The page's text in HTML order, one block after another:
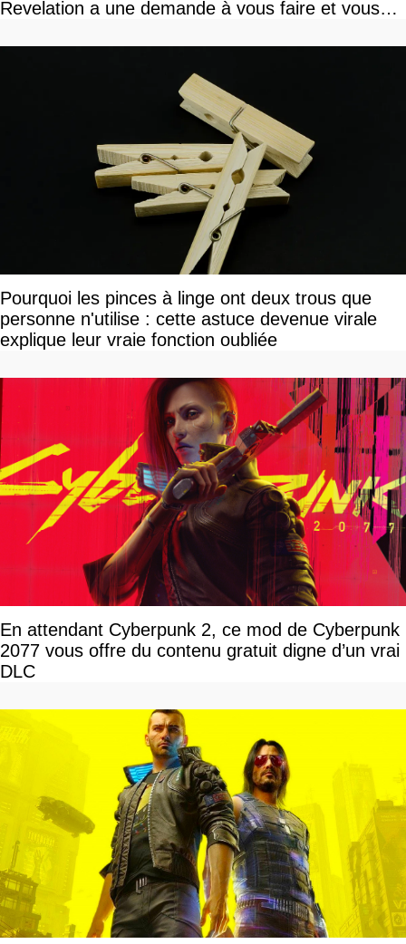
Revelation a une demande à vous faire et vous
Pourquoi les pinces à linge ont deux trous que
personne n'utilise : cette astuce devenue virale
explique leur vraie fonction oubliée
En attendant Cyberpunk 2, ce mod de Cyberpunk
2077 vous offre du contenu gratuit digne d’un vrai
DLC